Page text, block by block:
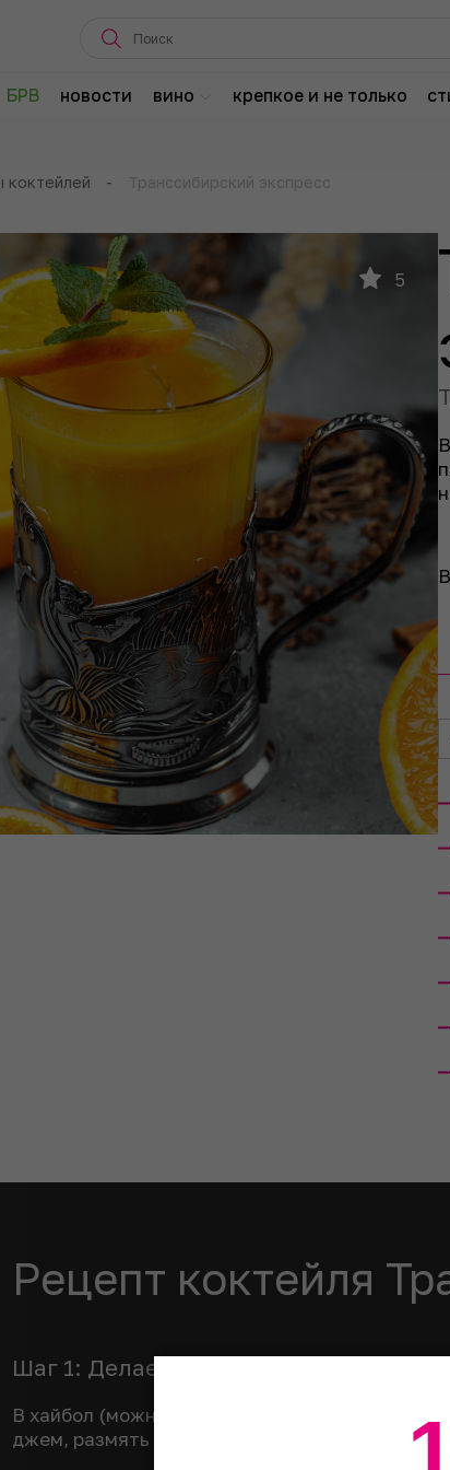
БРВ новости вино крепкое и не только
коктейлей - Транссибирский экспресс
5
Рецепт коктейля
Шаг 1: Делаем заготовку
В хайбол (можно использовать граненый
джем, размять мадлером.